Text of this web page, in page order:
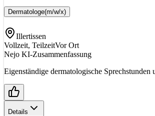
Dermatologe(m/w/x)
Illertissen
Vollzeit, TeilzeitVor Ort
Nejo KI-Zusammenfassung
Eigenständige dermatologische
Details